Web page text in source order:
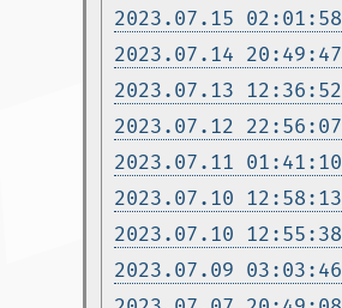
2023.07.15 02:01:58
2023.07.14 20:49:47
2023.07.13 12:36:52
2023.07.12 22:56:07
2023.07.11 01:41:10
2023.07.10 12:58:13
2023.07.10 12:55:38
2023.07.09 03:03:46